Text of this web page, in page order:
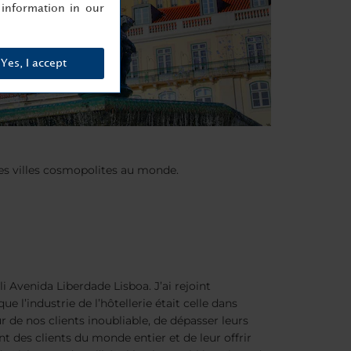
villes cosmopolites au monde.
Avenida Liberdade Lisboa. J’ai rejoint
l’industrie de l’hôtellerie était celle dans
de nos clients inoubliable, de dépasser leurs
des clients du monde entier et de leur offrir
in our
Yes, I accept